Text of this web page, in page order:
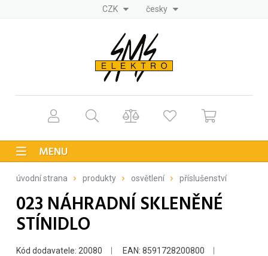
CZK česky
MENU
úvodní strana produkty osvětlení příslušenství
023 NÁHRADNÍ SKLENĚNÉ
STÍNIDLO
Kód dodavatele: 20080
EAN: 8591728200800